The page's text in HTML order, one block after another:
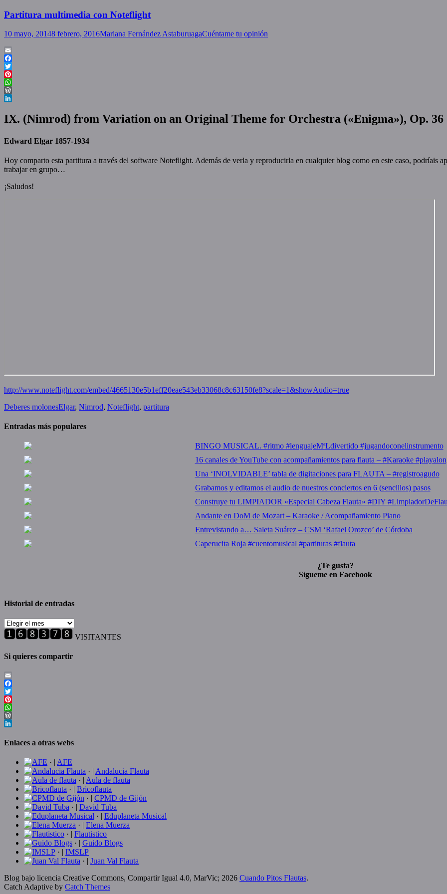
Partitura multimedia con Noteflight
Posted
10 mayo, 20148 febrero, 2016Author
Mariana Fernández AstaburuagaCuéntame tu opinión
Email
Facebook
Twitter
Pinterest
WhatsApp
WordPress
IX. (Nimrod) from Variation on an Original Theme for Orchestra («Enigma»), Op. 36
Edward Elgar 1857-1934
Hoy comparto esta partitura a través del software Noteflight. Además de verla y reproducirla en cualquier blog como en este caso, podríais
trabajar en grupo…
¡Saludos!
http://www.noteflight.com/embed/4665130e5b1eff20eae543eb33068c8c63150fe8?scale=1&showAudio=true
Categories
Deberes molonesTags
Elgar, Nimrod, Noteflight, partitura
Entradas más populares
BINGO MUSICAL. #ritmo #lenguajeMªLdivertido #jugandoconelinstrumento
16 canales de YouTube con acompañamientos para flauta – #Karaoke
Una ‘INOLVIDABLE’ tabla de digitaciones para FLAUTA – #registroagudo
Grabamos y editamos el audio de nuestros conciertos en 6 (sencillos) pasos
Construye tu LIMPIADOR «Especial Cabeza Flauta» #DIY
Andante en DoM de Mozart – Karaoke / Acompañamiento Piano
Entrevistando a… Saleta Suárez – CSM ‘Rafael Orozco’ de Córdoba
Caperucita Roja #cuentomusical #partituras #flauta
¿Te gusta?
Sígueme en Facebook
Historial de entradas
Historial
de
entradas
VISITANTES
Si quieres compartir
Email
Facebook
Twitter
Pinterest
WhatsApp
WordPress
Enlaces a otras webs
· | AFE
· | Andalucia Flauta
· | Aula de flauta
· | Bricoflauta
· | CPMD de Gijón
· | David Tuba
· | Eduplaneta Musical
· | Elena Muerza
· | Flautistico
· | Guido Blogs
· | IMSLP
· | Juan Val Flauta
Blog bajo licencia Creative Commons, Compartir Igual 4.0, MarVic; 2026 Cuando Pitos Flautas.
Catch Adaptive by Catch Themes